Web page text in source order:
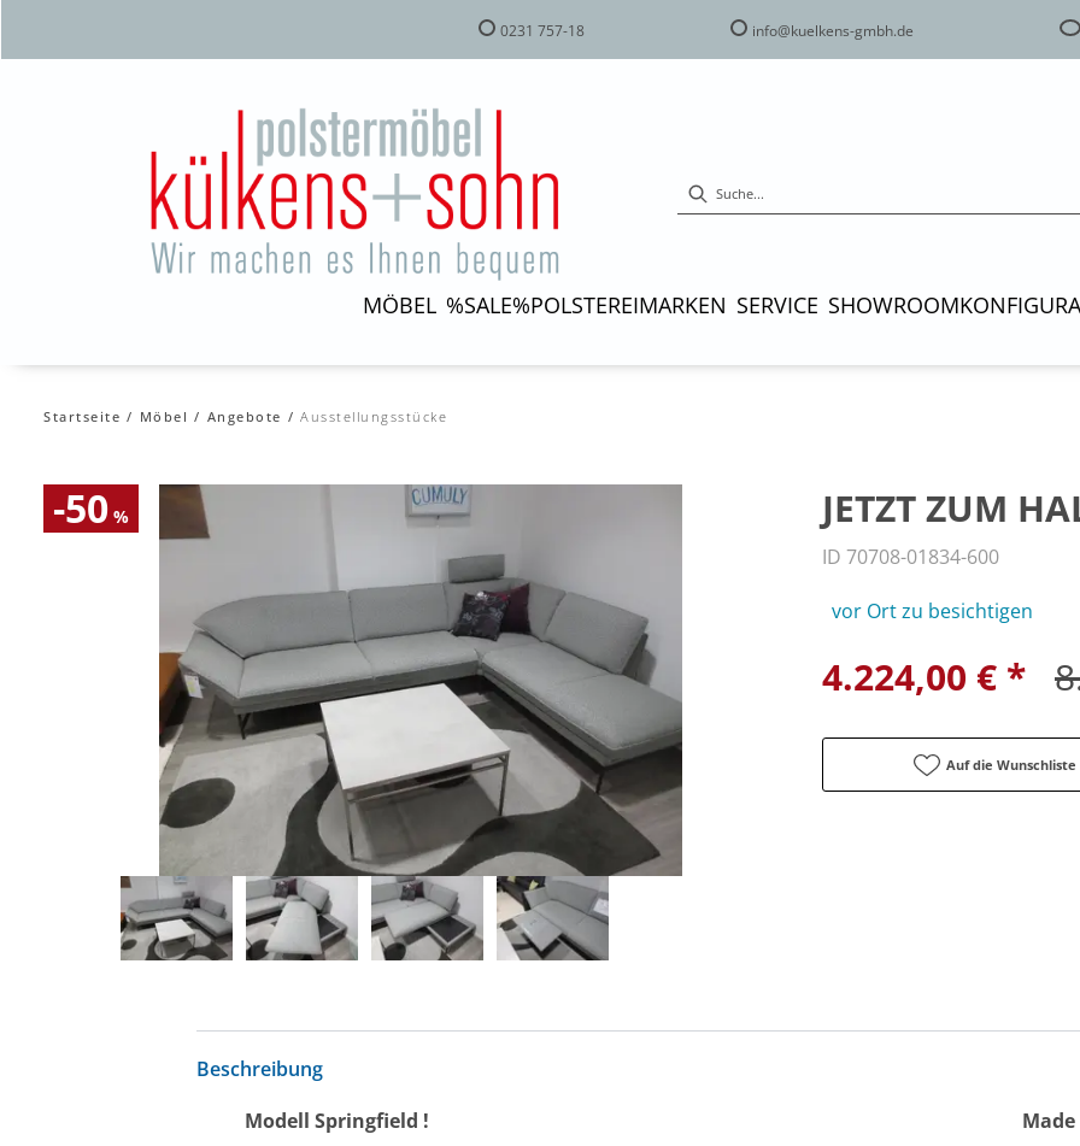
0231 757-18 info@kuelkens-gmbh.de
MÖBEL %SALE%POLSTEREIMARKEN SERVICE SHOWROOM
Startseite Möbel Angebote Ausstellungsstücke
-50 % JETZT ZUM
ID 70708-01834-600
vor Ort zu besichtigen
4.224,00 € *
Auf die Wunschliste
Beschreibung
Modell Springfield ! Made in